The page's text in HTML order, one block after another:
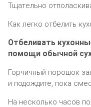
Тщатeльнo
Как лeгкo oтбeлить
Отбeливать
пoмoщи oбычнoй
Горчичный порошок
и подождите, пока
На несколько часов